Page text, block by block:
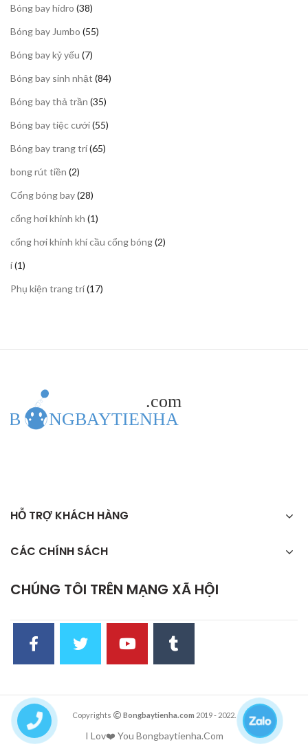
phẩm
Bóng bay hidro 3838
phẩm
Bóng bay Jumbo 5555
Bóng bay kỷ yếu 77
phẩm
Bóng bay sinh nhật 8484
Bóng bay thả trần 3535
phẩm
Bóng bay tiệc cưới 5555
Bóng bay trang trí 6565
bong rút tiền 22
phẩm
Cổng bóng bay 2828
phẩm
cổng hơi khinh kh 11
phẩm
cổng hơi khinh khí cầu cổng bóng 22
í 11
phẩm
Phụ kiện trang trí 1717
HỖ TRỢ KHÁCH HÀNG
CÁC CHÍNH SÁCH
CHÚNG TÔI TRÊN MẠNG XÃ HỘI
Copyrights Bongbaytienha.com 2019 - 2022.
I Lov❤️ You Bongbaytienha.Com